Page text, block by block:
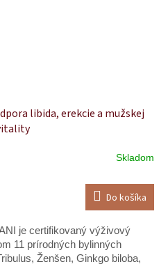
libida, erekcie a mužskej
Skladom
Do košíka
je certifikovaný výživový
11 prírodných bylinných
Ženšen, Ginkgo biloba,